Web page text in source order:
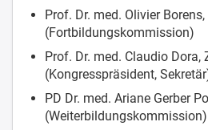
Prof. Dr. med. Olivier
(Fortbildungskommission)
Prof. Dr. med. Claudio Dora,
(Kongresspräsident,
PD Dr. med. Ariane Gerber
(Weiterbildungskommission)